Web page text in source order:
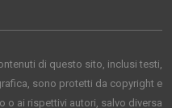
di questo sito, inclusi testi,
sono protetti da copyright e
o ai rispettivi autori, salvo diversa